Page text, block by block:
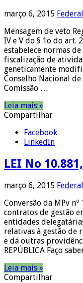
março 6, 2015 Federal
Mensagem de veto
IV e V do § 1o do art.
estabelece normas
fiscalização de
geneticamente
Conselho Nacional
Comissão …
Leia mais »
Compartilhar
Facebook
LinkedIn
LEI No
março 6, 2015 Federal
Conversão da MPv
contratos de gestão
entidades
relativas à gestão de
e dá outras
REPÚBLICA Faço
Leia mais »
Compartilhar